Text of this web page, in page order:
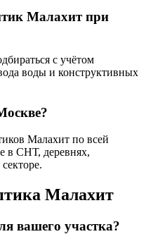
Малахит при
с учётом
воды и конструктивных
Малахит по всей
в СНТ, деревнях,
Малахит
вашего участка?